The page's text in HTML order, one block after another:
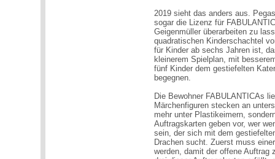
2019 sieht das anders aus.
sogar die Lizenz für
Geigenmüller überarbeiten zu
quadratischen Kinderschachtel
für Kinder ab sechs Jahren ist,
kleinerem Spielplan, mit
fünf Kinder dem gestiefelten
begegnen.
Die Bewohner FABULANTICAs
Märchenfiguren stecken an
mehr unter Plastikeimern,
Auftragskarten geben vor, wer
sein, der sich mit dem
Drachen sucht. Zuerst muss
werden, damit der offene Auftrag